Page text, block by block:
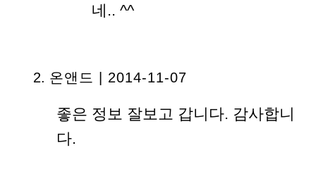
네.. ^^
온앤드 | 2014-11-07
좋은 정보 잘보고 갑니다. 감사합니
다.